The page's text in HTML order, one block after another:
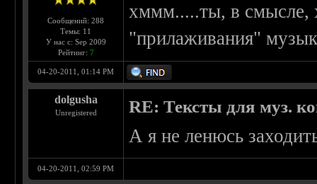
Сообщений: 288
Темы: 11
У нас с: Sep 2009
Рейтинг: 7
хммм.....ты, в смысле,
"прилаживания"
04-20-2011, 01:14 PM
dolgusha
Unregistered RE: Тексты для муз.
А я не ленюсь
04-20-2011, 02:59 PM